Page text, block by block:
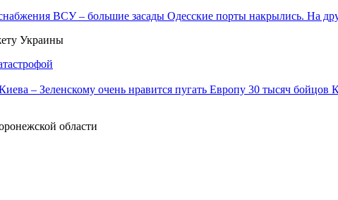
Одесские порты накрылись. На
Украины
30 тысяч бойцов
области